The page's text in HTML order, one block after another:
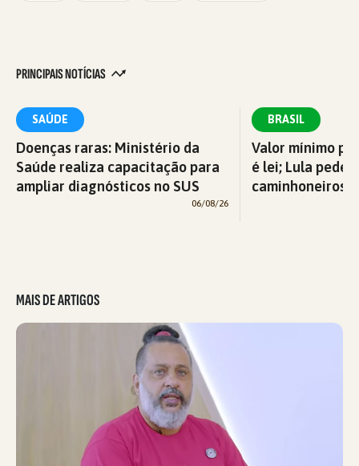
PRINCIPAIS NOTÍCIAS
SAÚDE
Doenças raras: Ministério da
Saúde realiza capacitação para
ampliar diagnósticos no SUS
06/08/26
BRASIL
Valor mínimo
é lei; Lula pede
caminhoneiros
MAIS DE ARTIGOS